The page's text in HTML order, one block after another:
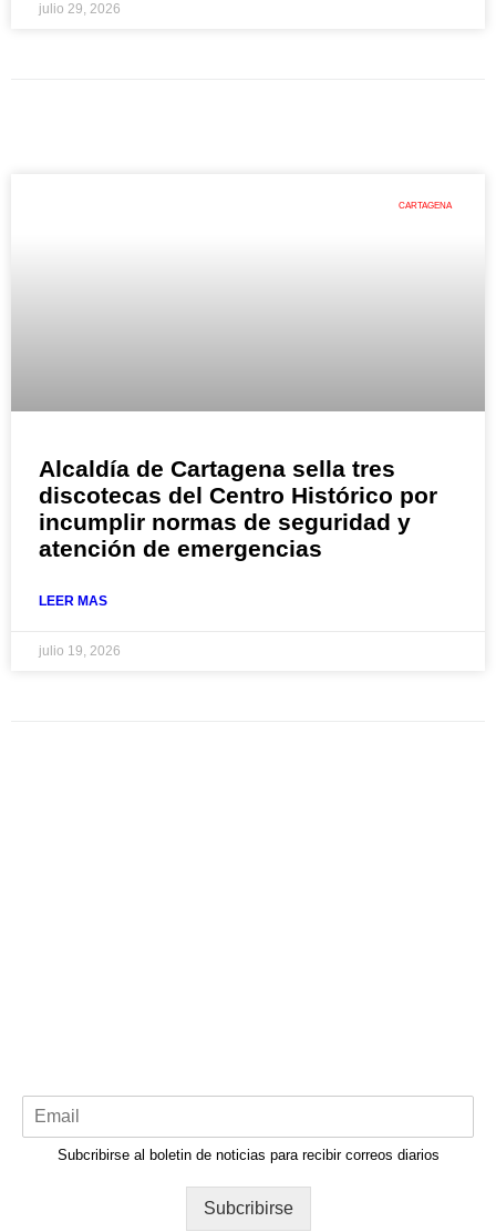
julio 29, 2026
CARTAGENA
Alcaldía de Cartagena sella tres
discotecas del Centro Histórico por
incumplir normas de seguridad y
atención de emergencias
LEER MAS
julio 19, 2026
Subcribirse al boletin de noticias para recibir correos diarios
Subcribirse